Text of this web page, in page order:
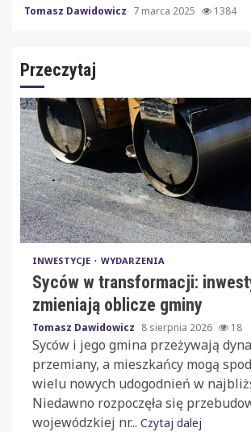
Tomasz Dawidowicz 7 marca 2025 1384
Przeczytaj
INWESTYCJE WYDARZENIA
Syców w transformacji:
zmieniają oblicze gminy
Tomasz Dawidowicz 8 sierpnia 2026 18
Syców i jego gmina przeżywają
przemiany, a mieszkańcy mogą
wielu nowych udogodnień w
Niedawno rozpoczęła się
wojewódzkiej nr... Czytaj dalej